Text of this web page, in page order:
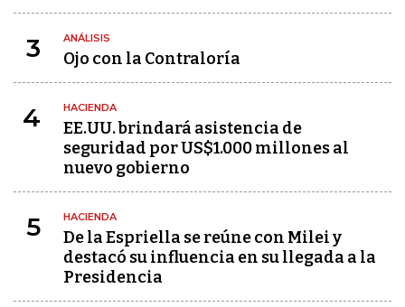
3 ANÁLISIS
Ojo con la Contraloría
4 HACIENDA
EE.UU. brindará asistencia de
seguridad por US$1.000 millones al
nuevo gobierno
5 HACIENDA
De la Espriella se reúne con Milei y
destacó su influencia en su llegada a la
Presidencia